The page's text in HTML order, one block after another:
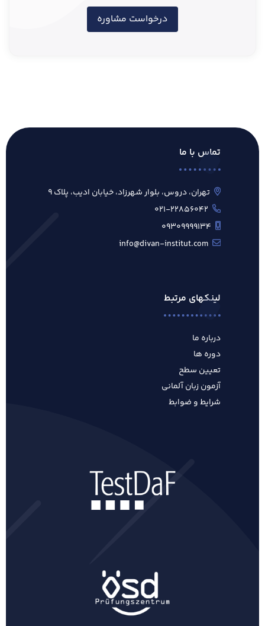
درخواست مشاوره
تماس با ما
تهران، دروس، بلوار شهرزاد، خیابان ادیب، پلاک ۹
لینکهای مرتبط
درباره ما
دوره ها
تعیین سطح
آزمون زبان آلمانی
شرایط و ضوابط